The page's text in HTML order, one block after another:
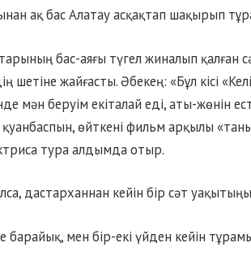
ақ бас Алатау асқақтап шақырып
бас-аяғы түгел жиналып қалған
шетіне жайғасты. Әбекең: «Бұл кісі
мән беруім екіталай еді, аты-жөнін
өйткені фильм арқылы
тура алдымда отыр.
дастарханнан кейін бір сәт
барайық, мен бір-екі үйден кейін